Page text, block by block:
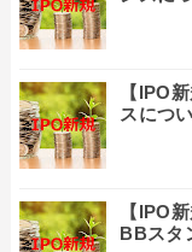
【IPO
スにつ
【IPO
BBスタ